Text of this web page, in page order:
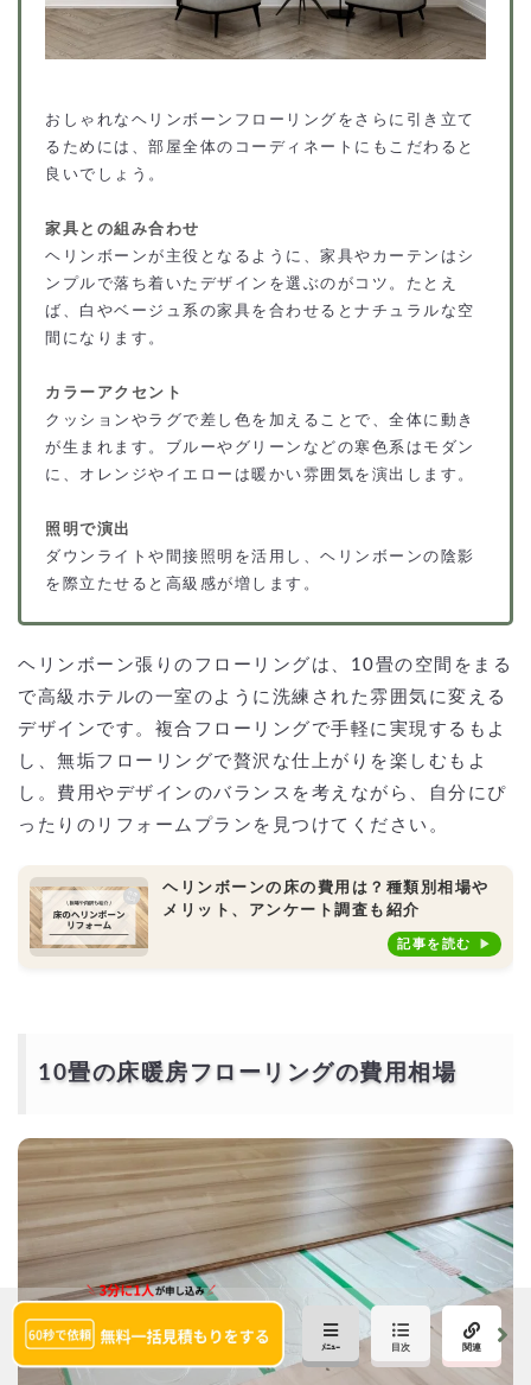
おしゃれなヘリンボーンフローリングをさらに引き立て
るためには、部屋全体のコーディネートにもこだわると
良いでしょう。
家具との組み合わせ
ヘリンボーンが主役となるように、家具やカーテンはシ
ンプルで落ち着いたデザインを選ぶのがコツ。たとえ
ば、白やベージュ系の家具を合わせるとナチュラルな空
間になります。
カラーアクセント
クッションやラグで差し色を加えることで、全体に動き
が生まれます。ブルーやグリーンなどの寒色系はモダン
に、オレンジやイエローは暖かい雰囲気を演出します。
照明で演出
ダウンライトや間接照明を活用し、ヘリンボーンの陰影
を際立たせると高級感が増します。
ヘリンボーン張りのフローリングは、10畳の空間をまる
で高級ホテルの一室のように洗練された雰囲気に変える
デザインです。複合フローリングで手軽に実現するもよ
し、無垢フローリングで贅沢な仕上がりを楽しむもよ
し。費用やデザインのバランスを考えながら、自分にぴ
ったりのリフォームプランを見つけてください。
ヘリンボーンの床の費用は？種類別相場や
メリット、アンケート調査も紹介
記事を読む
10畳の床暖房フローリングの費用相場